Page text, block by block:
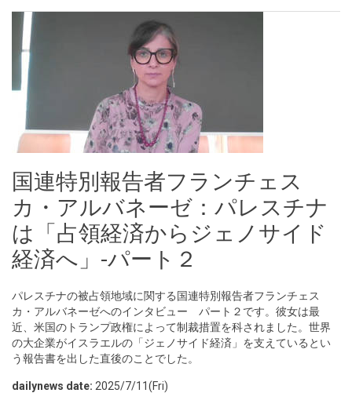
国連特別報告者フランチェス
カ・アルバネーゼ：パレスチナ
は「占領経済からジェノサイド
経済へ」-パート２
パレスチナの被占領地域に関する国連特別報告者フランチェス
カ・アルバネーゼへのインタビュー パート２です。彼女は最
近、米国のトランプ政権によって制裁措置を科されました。世界
の大企業がイスラエルの「ジェノサイド経済」を支えているとい
う報告書を出した直後のことでした。
dailynews date: 2025/7/11(Fri)